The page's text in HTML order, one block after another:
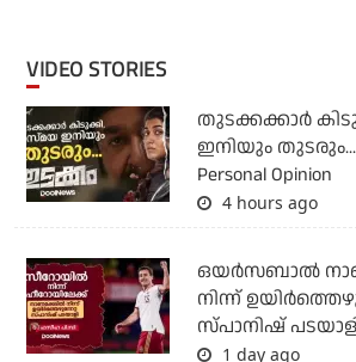
VIDEO STORIES
തുടക്കക്കാര്‍
ഇനിയും തുടരും... |
Personal Opinion
4 hours ago
ഒയര്‍സബാൽ
നിന്ന്
സ്പാനിഷ്
1 day ago